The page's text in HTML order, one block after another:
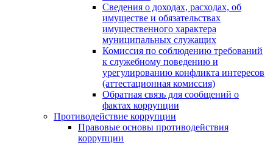
Сведения о доходах, расходах, об
имуществе и обязательствах
имущественного характера
муниципальных служащих
Комиссия по соблюдению требований
к служебному поведению и
урегулированию конфликта интересов
(аттестационная комиссия)
Обратная связь для сообщений о
фактах коррупции
Противодействие коррупции
Правовые основы противодействия
коррупции